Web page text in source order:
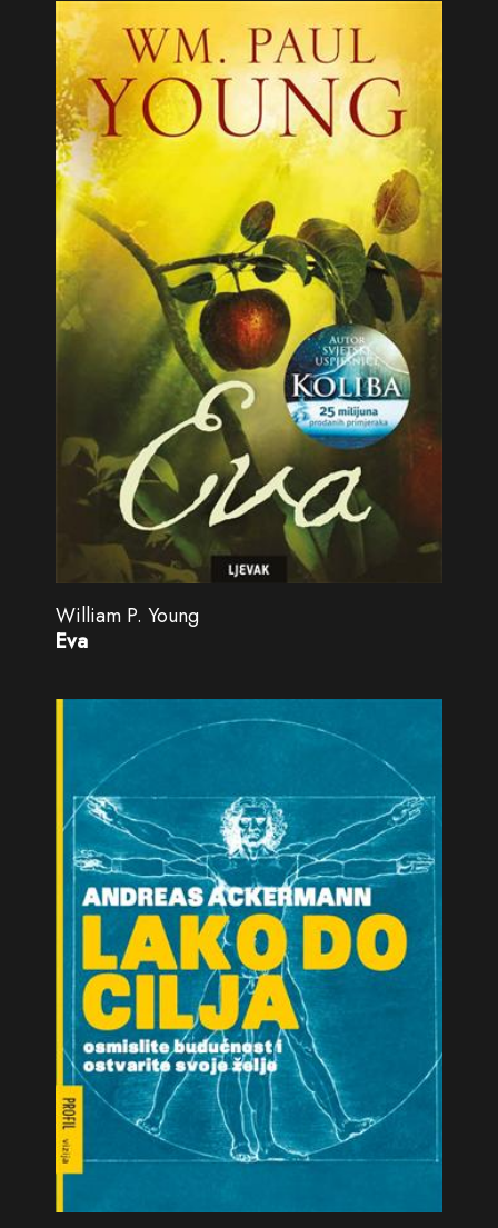
William P. Young
Eva